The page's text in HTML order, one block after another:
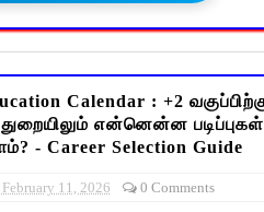
Calendar : +2
என்னென்ன படிப்புகள்
- Career Selection Guide
February 11, 2026 0 Comments